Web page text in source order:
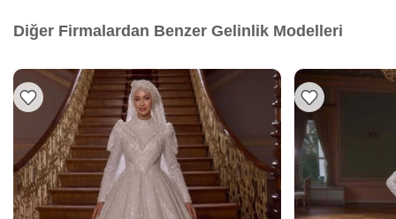
Diğer Firmalardan Benzer Gelinlik Modelleri